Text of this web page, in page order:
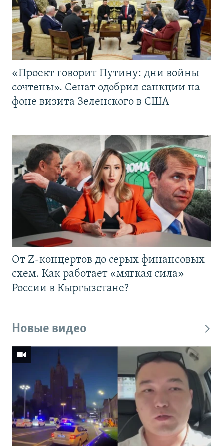
«Проект говорит Путину: дни войны
сочтены». Сенат одобрил санкции на
фоне визита Зеленского в США
От Z-концертов до серых финансовых
схем. Как работает «мягкая сила»
России в Кыргызстане?
Новые видео